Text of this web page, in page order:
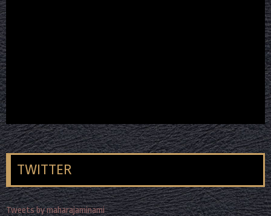
TWITTER
Tweets by maharajaminami